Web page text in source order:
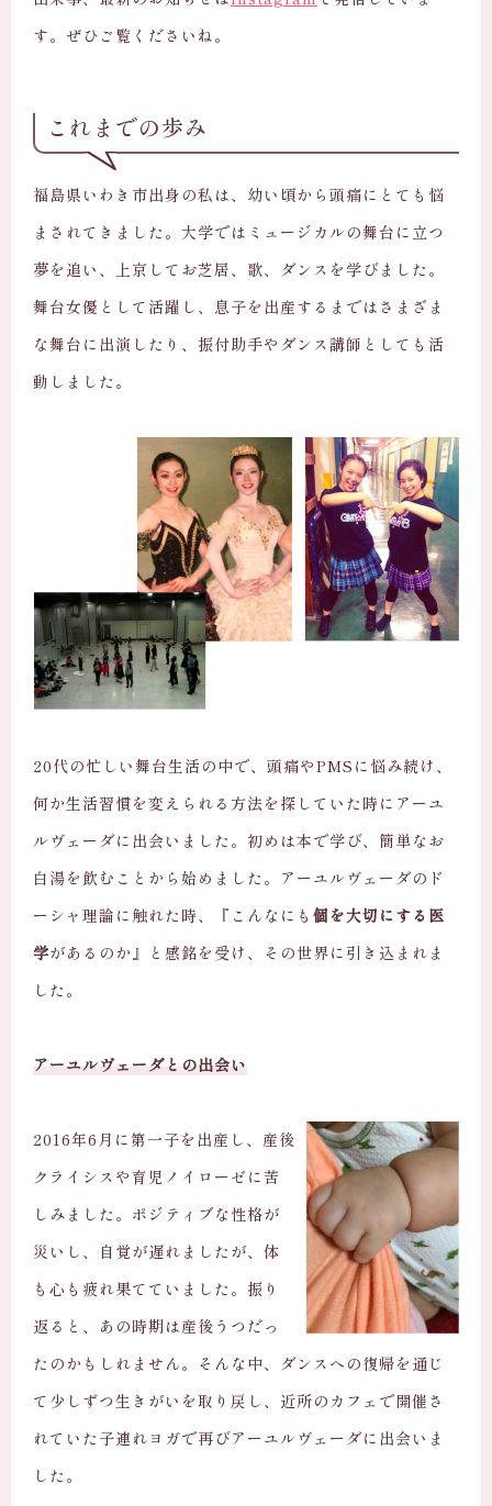
す。ぜひご覧くださいね。
これまでの歩み
福島県いわき市出身の私は、幼い頃から頭痛にとても悩
まされてきました。大学ではミュージカルの舞台に立つ
夢を追い、上京してお芝居、歌、ダンスを学びました。
舞台女優として活躍し、息子を出産するまではさまざま
な舞台に出演したり、振付助手やダンス講師としても活
動しました。
20代の忙しい舞台生活の中で、頭痛やPMSに悩み続け、
何か生活習慣を変えられる方法を探していた時にアーユ
ルヴェーダに出会いました。初めは本で学び、簡単なお
白湯を飲むことから始めました。アーユルヴェーダのド
ーシャ理論に触れた時、『こんなにも 個を大切にする医
学があるのか』と感銘を受け、その世界に引き込まれま
した。
アーユルヴェーダとの出会い
2016年6月に第一子を出産し、産後
クライシスや育児ノイローゼに苦
しみました。ポジティブな性格が
災いし、自覚が遅れましたが、体
も心も疲れ果てていました。振り
返ると、あの時期は産後うつだっ
たのかもしれません。そんな中、ダンスへの復帰を通じ
て少しずつ生きがいを取り戻し、近所のカフェで開催さ
れていた子連れヨガで再びアーユルヴェーダに出会いま
した。